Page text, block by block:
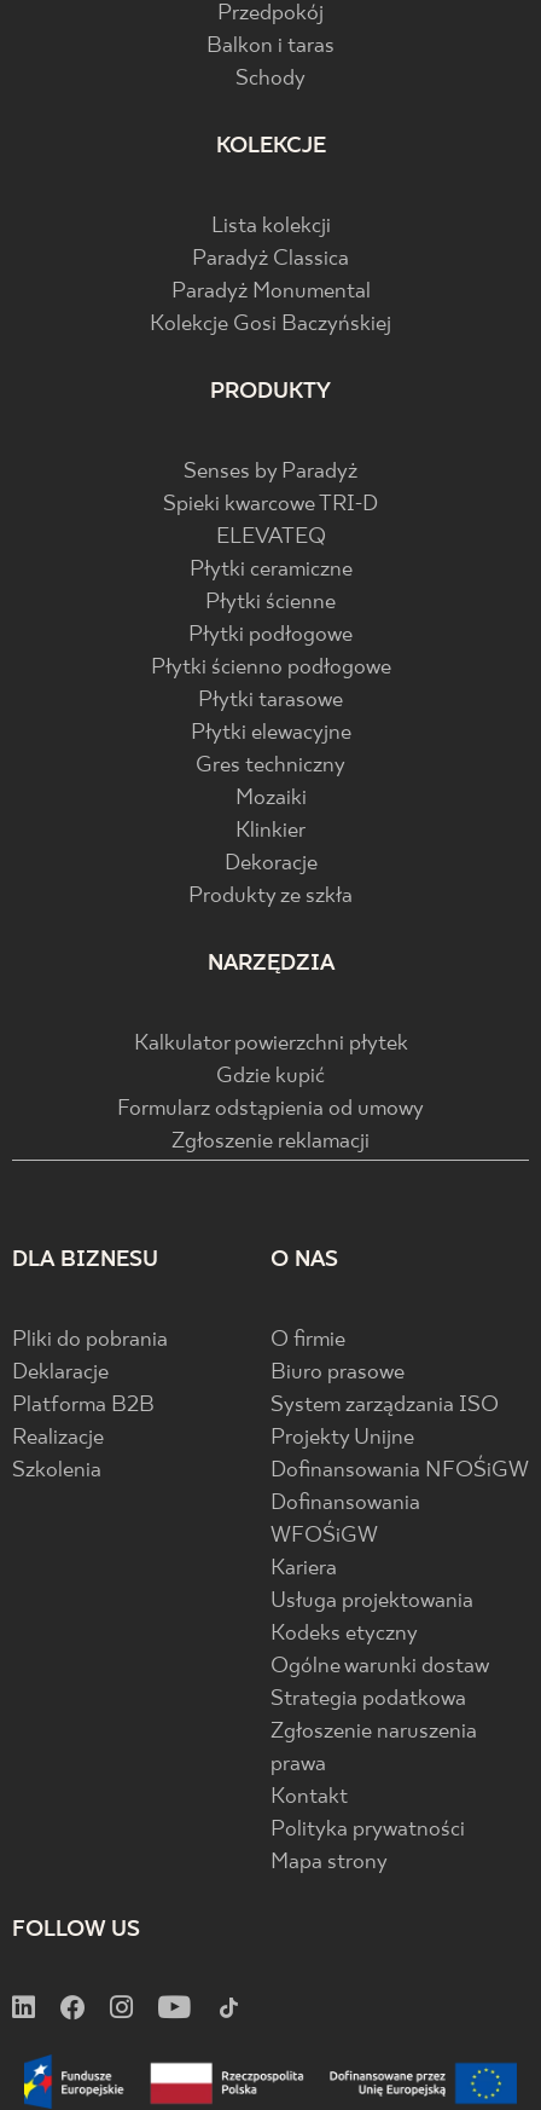
Przedpokój
Balkon i taras
Schody
KOLEKCJE
Lista kolekcji
Paradyż Classica
Paradyż Monumental
Kolekcje Gosi Baczyńskiej
PRODUKTY
Senses by Paradyż
Spieki kwarcowe TRI-D
ELEVATEQ
Płytki ceramiczne
Płytki ścienne
Płytki podłogowe
Płytki ścienno podłogowe
Płytki tarasowe
Płytki elewacyjne
Gres techniczny
Mozaiki
Klinkier
Dekoracje
Produkty ze szkła
NARZĘDZIA
Kalkulator powierzchni płytek
Gdzie kupić
Formularz odstąpienia od umowy
Zgłoszenie reklamacji
DLA BIZNESU
Pliki do pobrania
Deklaracje
Platforma B2B
Realizacje
Szkolenia
O NAS
O firmie
Biuro prasowe
System zarządzania ISO
Projekty Unijne
Dofinansowania NFOŚiGW
Dofinansowania
WFOŚiGW
Kariera
Usługa projektowania
Kodeks etyczny
Ogólne warunki dostaw
Strategia podatkowa
Zgłoszenie naruszenia
prawa
Kontakt
Polityka prywatności
Mapa strony
FOLLOW US